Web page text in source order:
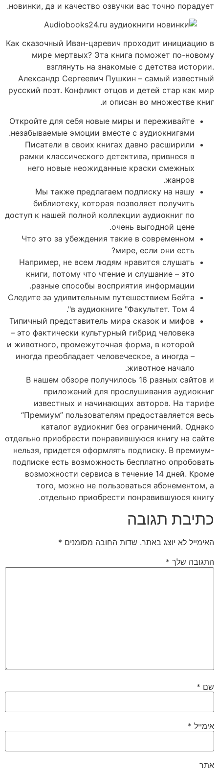
новинки, да и качество озвучки вас точно порадует.
Как сказочный Иван-царевич проходит инициацию в
мире мертвых? Эта книга поможет по-новому
взглянуть на знакомые с детства истории.
Александр Сергеевич Пушкин – самый известный
русский поэт. Конфликт отцов и детей стар как мир
и описан во множестве книг.
Откройте для себя новые миры и переживайте
незабываемые эмоции вместе с аудиокнигами.
Писатели в своих книгах давно расширили
рамки классического детектива, привнеся в
него новые неожиданные краски смежных
жанров.
Мы также предлагаем подписку на нашу
библиотеку, которая позволяет получить
доступ к нашей полной коллекции аудиокниг по
очень выгодной цене.
Что это за убеждения такие в современном
мире, если они есть?
Например, не всем людям нравится слушать
книги, потому что чтение и слушание – это
разные способы восприятия информации.
Следите за удивительным путешествием Бейта
в аудиокниге "Факультет. Том 4".
Типичный представитель мира сказок и мифов
– это фактически культурный гибрид человека
и животного, промежуточная форма, в которой
иногда преобладает человеческое, а иногда –
животное начало.
В нашем обзоре получилось 16 разных сайтов и
приложений для прослушивания аудиокниг
известных и начинающих авторов. На тарифе
“Премиум” пользователям предоставляется весь
каталог аудиокниг без ограничений. Однако
отдельно приобрести понравившуюся книгу на сайте
нельзя, придется оформлять подписку. В премиум-
подписке есть возможность бесплатно опробовать
возможности сервиса в течение 14 дней. Кроме
того, можно не пользоваться абонементом, а
отдельно приобрести понравившуюся книгу.
כתיבת תגובה
האימייל לא יוצג באתר. שדות החובה מסומנים *
התגובה שלך *
שם *
אימייל *
אתר